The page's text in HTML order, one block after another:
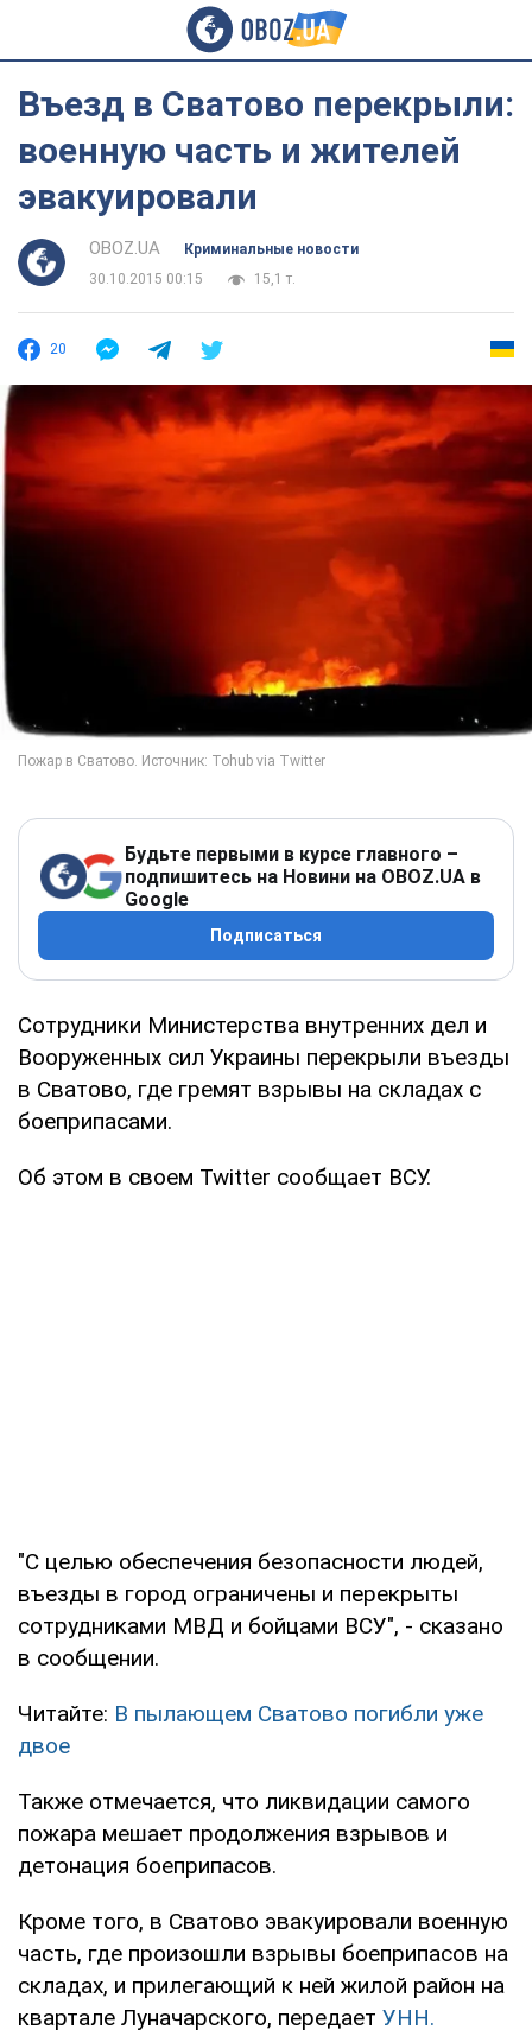
Въезд в Сватово перекрыли:
военную часть и жителей
эвакуировали
OBOZ.UA
Криминальные новости
30.10.2015 00:15
15,1 т.
20
Будьте первыми в курсе главного –
подпишитесь на Новини на OBOZ.UA в
Google
Подписаться
Сотрудники Министерства внутренних дел и
Вооруженных сил Украины перекрыли въезды
в Сватово, где гремят взрывы на складах с
боеприпасами.
Об этом в своем Twitter сообщает ВСУ.
"С целью обеспечения безопасности людей,
въезды в город ограничены и перекрыты
сотрудниками МВД и бойцами ВСУ", - сказано
в сообщении.
Читайте: В пылающем Сватово погибли уже
двое
Также отмечается, что ликвидации самого
пожара мешает продолжения взрывов и
детонация боеприпасов.
Кроме того, в Сватово эвакуировали военную
часть, где произошли взрывы боеприпасов на
складах, и прилегающий к ней жилой район на
квартале Луначарского, передает УНН.